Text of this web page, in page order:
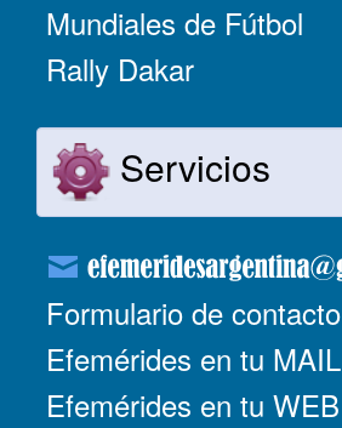
Mundiales de Fútbol
Rally Dakar
Servicios
Formulario de contacto
Efemérides en tu MAIL
Efemérides en tu WEB